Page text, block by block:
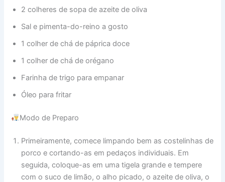
2 colheres de sopa de azeite de oliva
Sal e pimenta-do-reino a gosto
1 colher de chá de páprica doce
1 colher de chá de orégano
Farinha de trigo para empanar
Óleo para fritar
Modo de Preparo
Primeiramente, comece limpando bem as costelinhas de
porco e cortando-as em pedaços individuais. Em
seguida, coloque-as em uma tigela grande e tempere
com o suco de limão, o alho picado, o azeite de oliva, o